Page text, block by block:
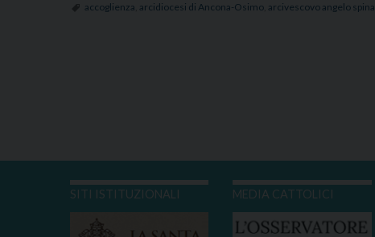
accoglienza arcidiocesi di Ancona-Osimo arcivescovo angelo spina
SITI ISTITUZIONALI MEDIA CATTOLICI